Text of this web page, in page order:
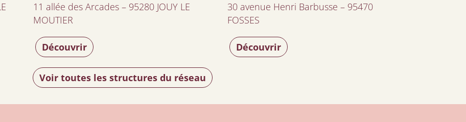
11 allée des Arcades – 95280 JOUY LE
MOUTIER
Découvrir
30 avenue Henri Barbusse – 95470
FOSSES
Découvrir
Voir toutes les structures du réseau